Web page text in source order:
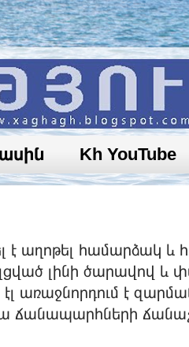
Kh YouTube
է աղոթել համարձակ և
լցված լինի ծարավով և
առաջնորդում է
ճանապարհների